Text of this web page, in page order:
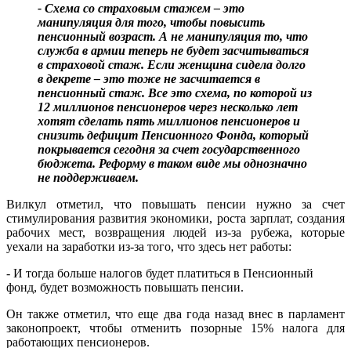
- Схема со страховым стажем – это
манипуляция для того, чтобы повысить
пенсионный возраст. А не манипуляция то, что
служба в армии теперь не будет засчитываться
в страховой стаж. Если женщина сидела долго
в декрете – это тоже не засчитается в
пенсионный стаж. Все это схема, по которой из
12 миллионов пенсионеров через несколько лет
хотят сделать пять миллионов пенсионеров и
снизить дефицит Пенсионного Фонда, который
покрывается сегодня за счет государственного
бюджета. Реформу в таком виде мы однозначно
не поддерживаем.
Вилкул отметил, что повышать пенсии нужно за счет
стимулирования развития экономики, роста зарплат, создания
рабочих мест, возвращения людей из-за рубежа, которые
уехали на заработки из-за того, что здесь нет работы:
- И тогда больше налогов будет платиться в Пенсионный
фонд, будет возможность повышать пенсии.
Он также отметил, что еще два года назад внес в парламент
законопроект, чтобы отменить позорные 15% налога для
работающих пенсионеров.